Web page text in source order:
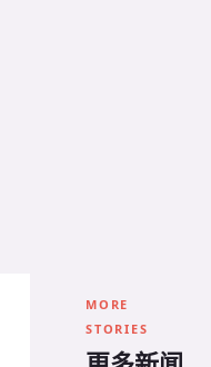
MORE
STORIES